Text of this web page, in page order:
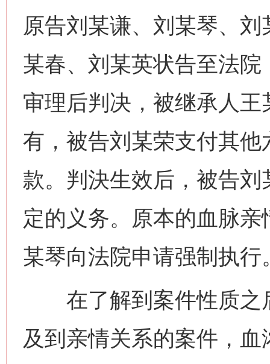
原告刘某谦、刘某琴、
某春、刘某英状告至法
审理后判决，被继承人
有，被告刘某荣支付其
款。判決生效后，被告
定的义务。原本的血脉
某琴向法院申请强制执行
在了解到案件性质之
及到亲情关系的案件，